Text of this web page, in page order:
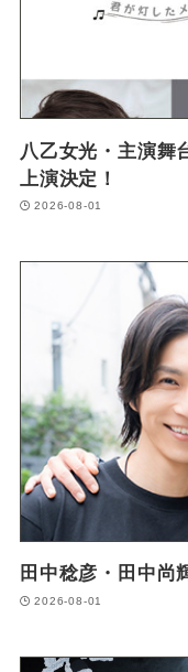
八乙女光・主演舞
上演決定！
2026-08-01
田中稔彦・田中尚
2026-08-01